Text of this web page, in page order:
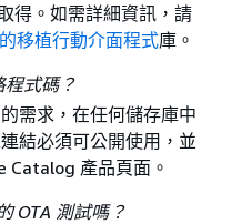
得。如需詳細資訊，請
移植行動介面程式庫。
式碼？
需求，在任何儲存庫中
結必須可公開使用，並
Catalog 產品頁面。
OTA 測試嗎？